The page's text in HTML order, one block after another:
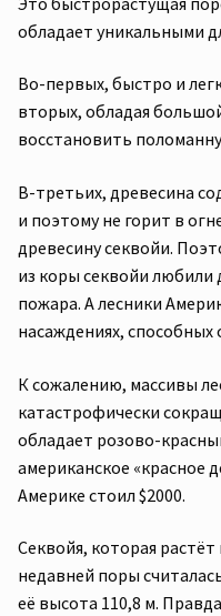
обладает уникальными
Во-первых, быстро и
вторых, обладая
восстановить
В-третьих, древесина
и поэтому не горит в
древесину секвойи.
из коры секвойи
пожара. А лесники
насаждениях, способных
К сожалению, массивы
катастрофически
обладает розово-
американское «красное
Америке стоил $2000.
Секвойя, которая
недавней поры
её высота 110,8 м.